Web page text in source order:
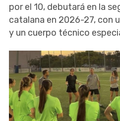
por el 10, debutará en la
catalana en 2026-27, con
y un cuerpo técnico